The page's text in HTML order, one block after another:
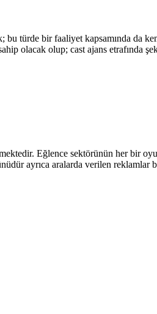
türde bir faaliyet kapsamında da
olacak olup; cast ajans
Eğlence sektörünün her bir
ayrıca aralarda verilen